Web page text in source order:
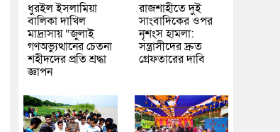
ধুরইল ইসলামিয়া
বালিকা দাখিল
মাদ্রাসায় “জুলাই
গণঅভ্যুত্থানের চেতনা
শহীদদের প্রতি শ্রদ্ধা
জ্ঞাপন
রাজশাহীতে দুই
সাংবাদিকের ওপর
নৃশংস হামলা:
সন্ত্রাসীদের দ্রুত
গ্রেফতারের দাবি